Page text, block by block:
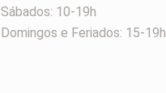
Sábados: 10-19h
Domingos e Feriados: 15-19h